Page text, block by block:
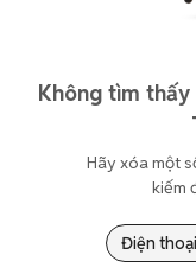
Không tìm
Hãy xóa một
kiếm
Điện thoại